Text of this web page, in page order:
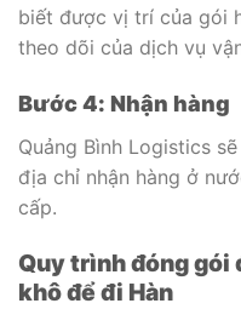
biết được vị trí của gói
theo dõi của dịch vụ
Bước 4: Nhận hàng
Quảng Bình Logistics
địa chỉ nhận hàng ở
cấp.
Quy trình đóng gói
khôđể đi Hàn